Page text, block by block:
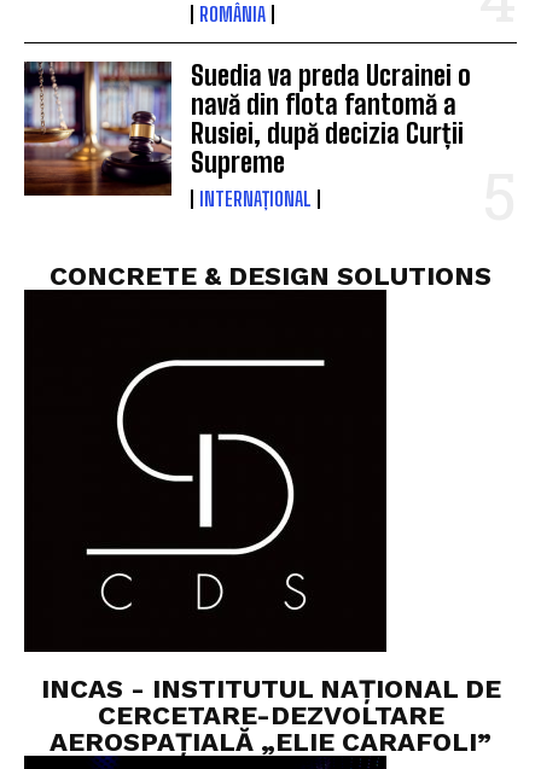
ROMÂNIA
Suedia va preda Ucrainei o
navă din flota fantomă a
Rusiei, după decizia Curții
Supreme
INTERNAȚIONAL
CONCRETE & DESIGN SOLUTIONS
INCAS - INSTITUTUL NAȚIONAL DE
CERCETARE-DEZVOLTARE
AEROSPAȚIALĂ „ELIE CARAFOLI”